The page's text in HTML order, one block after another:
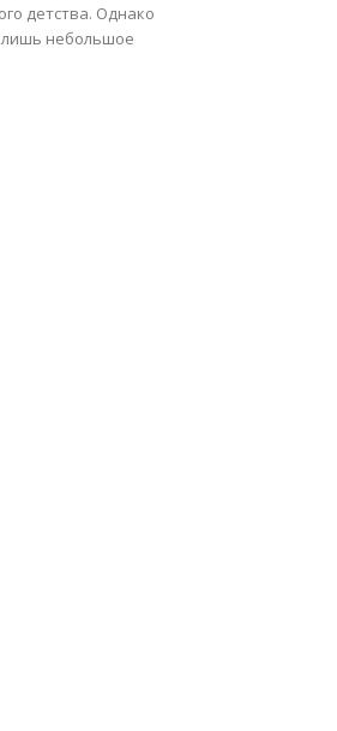
детства. Однако
лишь небольшое